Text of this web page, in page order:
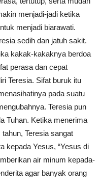
menjadi-jadi ketika
menjadi biarawati.
sedih dan jatuh sakit.
kakak-kakaknya berdoa
perasa dan cepat
Teresia. Sifat buruk itu
pada suatu
Teresia pun
Tuhan. Ketika menerima
Teresia sangat
kepada Yesus, “Yesus di
air minum kepada-
agar banyak orang